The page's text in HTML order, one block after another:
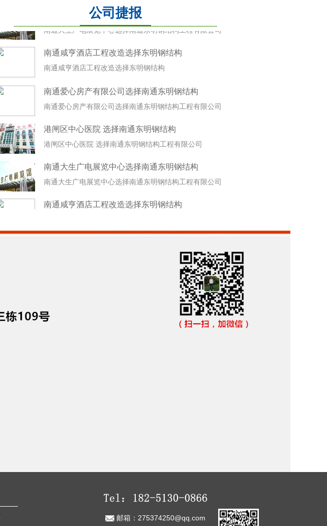
南通钢结构 南通钢结构
南通钢结构隔层（五） 南通钢结构隔层（四）
南通钢结构楼梯（四） 南通钢结构雨棚（九）
钢结构厂房(八) 钢结构厂房（四）
公司捷报
南通大生广电展览中心选择南通东明钢结构工程有限公司
南通咸亨酒店工程改造选择东明钢结构
南通爱心房产有限公司选择南通东明钢结构工程有限公司
港闸区中心医院 选择南通东明钢结构工程有限公司
南通大生广电展览中心选择南通东明钢结构工程有限公司
南通咸亨酒店工程改造选择东明钢结构
邮箱：275374250@qq.com